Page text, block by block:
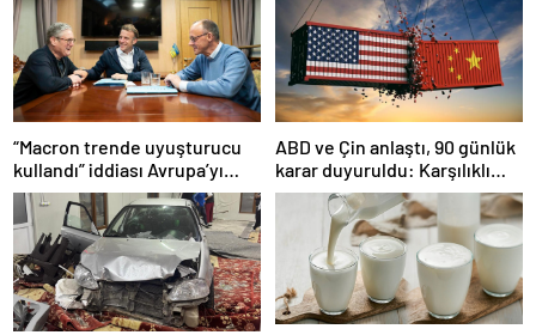
“Macron trende uyuşturucu
kullandı” iddiası Avrupa’yı
karıştırmıştı: Fransa’dan
“peçeteli” yalanlama geldi!
ABD ve Çin anlaştı, 90 günlük
karar duyuruldu: Karşılıklı
tarife indirimi geldi!